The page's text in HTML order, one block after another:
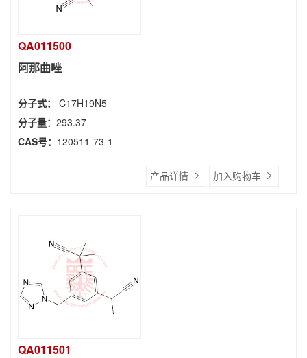
QA011500
阿那曲唑
分子式： C17H19N5
分子量： 293.37
CAS号： 120511-73-1
产品详情 加入购物车
QA011501